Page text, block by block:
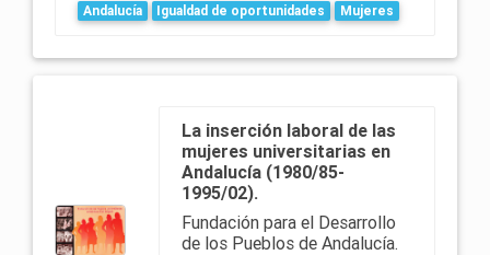
Andalucía Igualdad de oportunidades Mujeres
La inserción laboral de las
mujeres universitarias en
Andalucía (1980/85-
1995/02).
Fundación para el Desarrollo
de los Pueblos de Andalucía.